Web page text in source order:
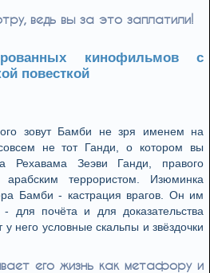
ведь вы за это заплатили!
кинофильмов с
повесткой
зовут Бамби не зря именем на
не тот Ганди, о котором вы
Рехавама Зеэви Ганди, правого
арабским террористом. Изюминка
Бамби - кастрация врагов. Он им
- для почёта и для доказательства
у него условные скальпы и звёздочки
его жизнь как метафору и